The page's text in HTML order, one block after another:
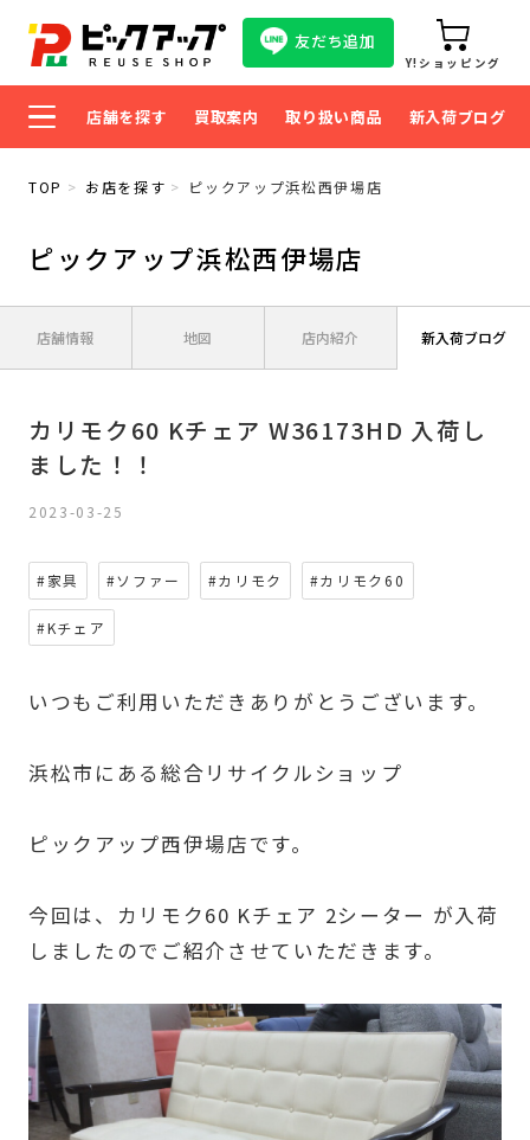
友だち追加
Y!ショッピング
店舗を探す 買取案内 取り扱い商品 新入荷ブログ
TOP お店を探す ピックアップ浜松西伊場店
ピックアップ浜松西伊場店
店舗情報 地図 店内紹介 新入荷ブログ
カリモク60 Kチェア W36173HD 入荷し
ました！！
2023-03-25
#家具 #ソファー #カリモク #カリモク60
#Kチェア
いつもご利用いただきありがとうございます。
浜松市にある総合リサイクルショップ
ピックアップ西伊場店です。
今回は、カリモク60 Kチェア 2シーター が入荷
しましたのでご紹介させていただきます。